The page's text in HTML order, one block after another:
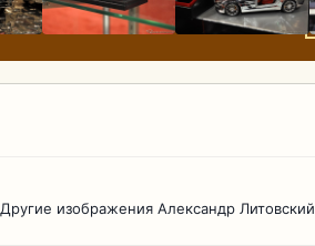
Другие изображения Александр Литовский